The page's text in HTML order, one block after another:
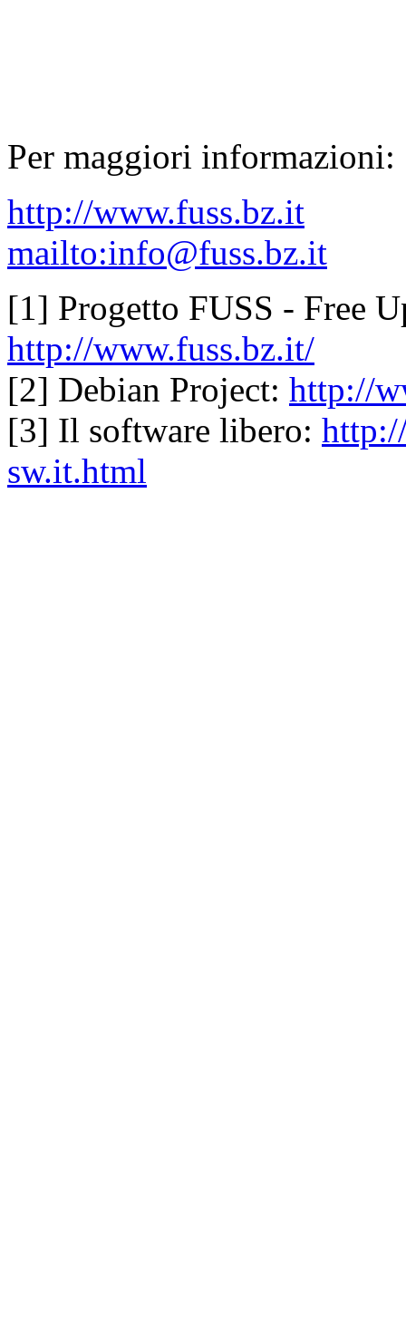
Per maggiori informazioni:
http://www.fuss.bz.it
mailto:info@fuss.bz.it
[1] Progetto FUSS - Free
http://www.fuss.bz.it/
[2] Debian Project: http://
[3] Il software libero:
sw.it.html